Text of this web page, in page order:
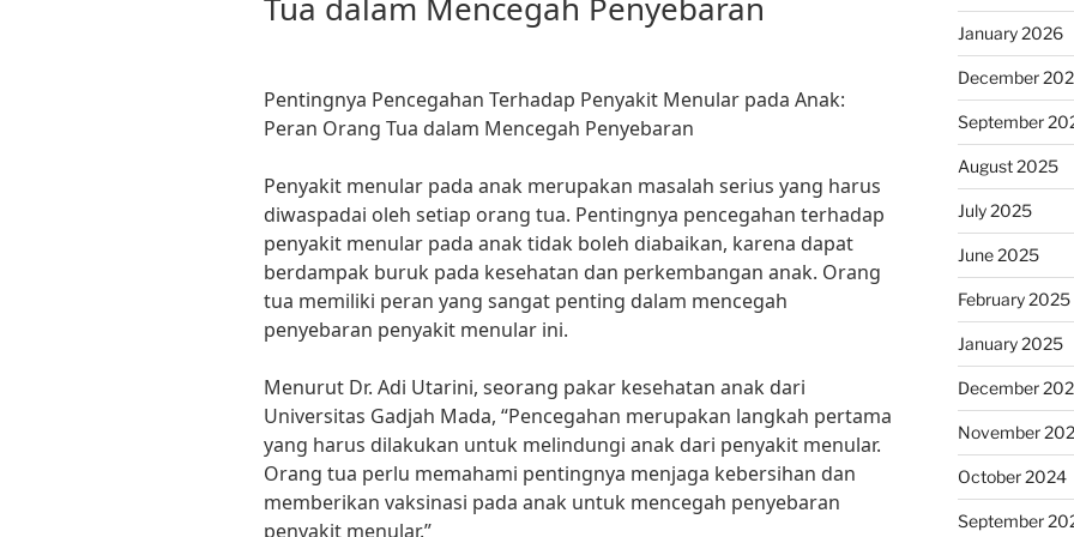
Pentingnya Pencegahan Terhadap Penyakit Menular pada Anak:
Peran Orang Tua dalam Mencegah Penyebaran
Penyakit menular pada anak merupakan masalah serius yang harus
diwaspadai oleh setiap orang tua. Pentingnya pencegahan terhadap
penyakit menular pada anak tidak boleh diabaikan, karena dapat
berdampak buruk pada kesehatan dan perkembangan anak. Orang
tua memiliki peran yang sangat penting dalam mencegah
penyebaran penyakit menular ini.
Menurut Dr. Adi Utarini, seorang pakar kesehatan anak dari
Universitas Gadjah Mada, “Pencegahan merupakan langkah pertama
yang harus dilakukan untuk melindungi anak dari penyakit menular.
Orang tua perlu memahami pentingnya menjaga kebersihan dan
memberikan vaksinasi pada anak untuk mencegah penyebaran
penyakit menular.”
January 2026
December
September
August 2025
July 2025
June 2025
February 2025
January 2025
December
November
October 2024
September